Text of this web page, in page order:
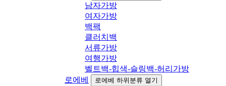
남자가방
여자가방
백팩
클러치백
서류가방
여행가방
벨트백-힙색-슬링백-허리가방
로에베
로에베 하위분류 열기